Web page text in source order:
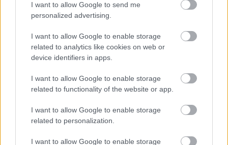
I want to allow Google to send me
personalized advertising.
I want to allow Google to enable storage
related to analytics like cookies on web or
device identifiers in apps.
I want to allow Google to enable storage
related to functionality of the website or app.
I want to allow Google to enable storage
related to personalization.
I want to allow Google to enable storage
ENERGIATAKARÉKOSSÁG: KORÁBBAN KEZDŐDIK
A GYŐRI AUDI ETO KC PÉNTEKI FELKÉSZÜLÉSI
MÉRKŐZÉSE